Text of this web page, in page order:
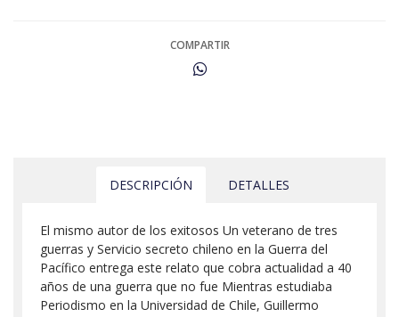
COMPARTIR
DESCRIPCIÓN DETALLES
El mismo autor de los exitosos Un veterano de tres
guerras y Servicio secreto chileno en la Guerra del
Pacífico entrega este relato que cobra actualidad a 40
años de una guerra que no fue Mientras estudiaba
Periodismo en la Universidad de Chile, Guillermo